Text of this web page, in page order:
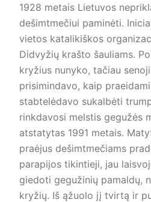
1928 metais Lietuvos
dešimtmečiui paminėti.
vietos katalikiškos
Didvyžių krašto šauliams.
kryžius nunyko, tačiau
prisimindavo, kaip
stabtelėdavo sukalbėti
rinkdavosi melstis gegužės
atstatytas 1991 metais.
praėjus dešimtmečiams
parapijos tikintieji, jau
giedoti gegužinių pamaldų,
kryžių. Iš ąžuolo jį tvirtą ir